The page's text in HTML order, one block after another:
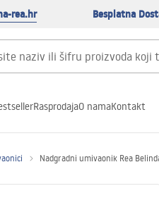
rea.hr Besplatna
RasprodajaO namaKontakt
Nadgradni umivaonik Rea